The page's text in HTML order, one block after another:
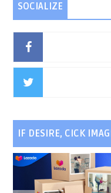
SOCIALIZE
IF DESIRE, CICK